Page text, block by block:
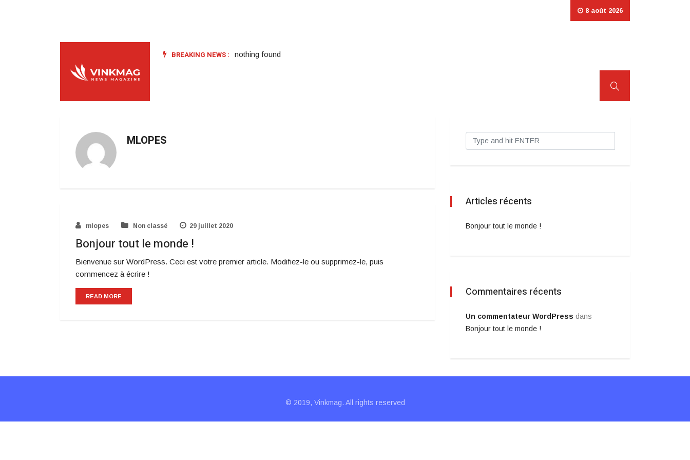
8 août 2026
BREAKING NEWS : nothing found
MLOPES
mlopes Non classé 29 juillet 2020
Bonjour tout le monde !
Bienvenue sur WordPress. Ceci est votre premier article. Modifiez-le ou supprimez-le, puis
commencez à écrire !
READ MORE
Articles récents
Bonjour tout le monde !
Commentaires récents
Un commentateur WordPress dans
Bonjour tout le monde !
© 2019, Vinkmag. All rights reserved